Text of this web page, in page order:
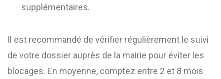
supplémentaires.
Il est recommandé de vérifier régulièrement le suivi
de votre dossier auprès de la mairie pour éviter les
blocages. En moyenne, comptez entre 2 et 8 mois